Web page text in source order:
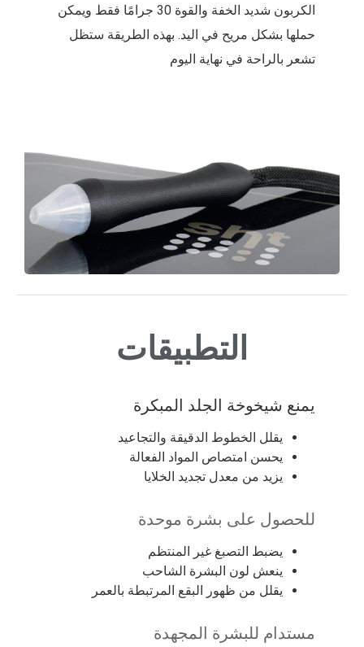
الكربون شديد الخفة والقوة 30 جرامًا فقط ويمكن
حملها بشكل مريح في اليد. بهذه الطريقة ستظل
تشعر بالراحة في نهاية اليوم
التطبيقات
يمنع شيخوخة الجلد المبكرة
يقلل الخطوط الدقيقة والتجاعيد
يحسن امتصاص المواد الفعالة
يزيد من معدل تجديد الخلايا
للحصول على بشرة موحدة
يضبط التصبغ غير المنتظم
ينعش لون البشرة الشاحب
يقلل من ظهور البقع المرتبطة بالعمر
مستدام للبشرة المجهدة